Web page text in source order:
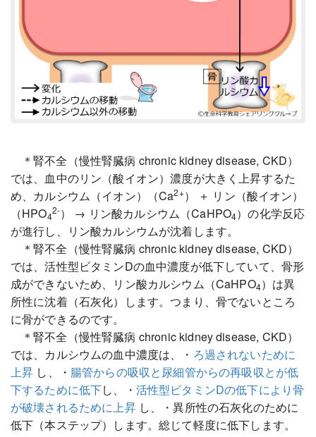
＊腎不全（慢性腎臓病 chronic kidney disease, CKD）
では、血中のリン（酸イオン）濃度が大きく上昇するた
め、カルシウム（イオン）（Ca2+） ＋ リン（酸イオン）
（HPO4
2-） → リン酸カルシウム（CaHPO4）の化学反応
が進行し、リン酸カルシウムが沈着します。
＊腎不全（慢性腎臓病 chronic kidney disease, CKD）
では、活性型ビタミンDの血中濃度が低下していて、骨形
成ができないため、リン酸カルシウム（CaHPO4）は異
所性に沈着（石灰化）します。つまり、骨でないところ
に骨ができるのです。
＊腎不全（慢性腎臓病 chronic kidney disease, CKD）
では、カルシウムの血中濃度は、・ ろ過されないために
上昇 し、・ 腸管からの吸収と尿細管からの再吸収とが低
下するために低下し、・ 活性型ビタミンDの低下により骨
が破壊されるために上昇し、・異所性の石灰化のために
低下（本ステップ）します。総じて軽度に低下します。